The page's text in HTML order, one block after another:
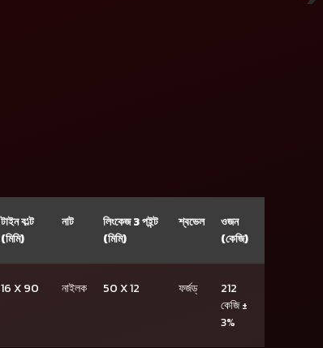
টাইন ব’ল্ট
(মিমি)
নাট
লিংকেজ 3 পইন্ট
(মিমি)
শ্বভেল
ওজন
(কেজি)
16 X 90 নাইলক 50 X 12 ফৰ্জড্
212
কেজি ±
3%